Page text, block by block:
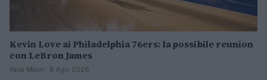
Kevin Love ai Philadelphia 76ers: la possibile reunion
con LeBron James
Ilaria Mauri · 8 Ago 2026